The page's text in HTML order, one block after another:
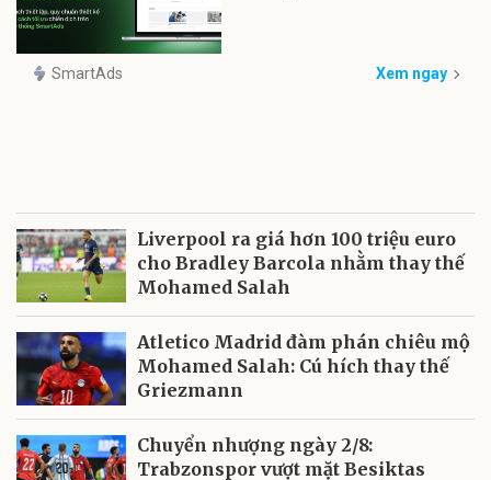
SmartAds Xem ngay
Liverpool ra giá hơn 100 triệu euro
cho Bradley Barcola nhằm thay thế
Mohamed Salah
Atletico Madrid đàm phán chiêu mộ
Mohamed Salah: Cú hích thay thế
Griezmann
Chuyển nhượng ngày 2/8:
Trabzonspor vượt mặt Besiktas